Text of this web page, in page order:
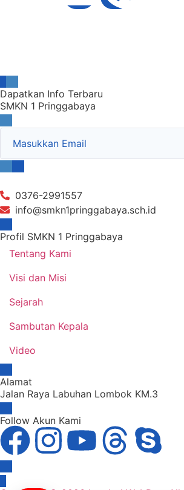
Dapatkan Info Terbaru
SMKN 1 Pringgabaya
0376-2991557
info@smkn1pringgabaya.sch.id
Profil SMKN 1 Pringgabaya
Tentang Kami
Visi dan Misi
Sejarah
Sambutan Kepala
Video
Alamat
Jalan Raya Labuhan Lombok KM.3
Follow Akun Kami